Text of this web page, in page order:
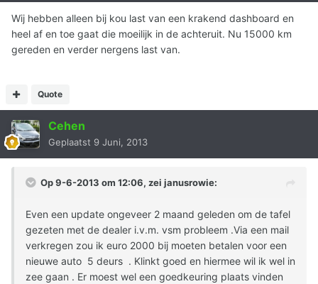
Wij hebben alleen bij kou last van een krakend dashboard en
heel af en toe gaat die moeilijk in de achteruit. Nu 15000 km
gereden en verder nergens last van.
Quote
Cehen
Geplaatst 9 Juni, 2013
Op 9-6-2013 om 12:06, zei janusrowie:
Even een update ongeveer 2 maand geleden om de tafel
gezeten met de dealer i.v.m. vsm probleem .Via een mail
verkregen zou ik euro 2000 bij moeten betalen voor een
nieuwe auto 5 deurs . Klinkt goed en hiermee wil ik wel in
zee gaan . Er moest wel een goedkeuring plaats vinden